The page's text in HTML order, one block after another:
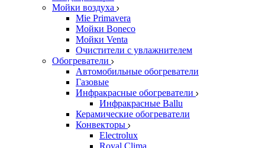
Мойки воздуха
Mie Primavera
Мойки Boneco
Мойки Venta
Очистители с увлажнителем
Обогреватели
Автомобильные обогреватели
Газовые
Инфракрасные обогреватели
Инфракрасные Ballu
Керамические обогреватели
Конвекторы
Electrolux
Royal Clima